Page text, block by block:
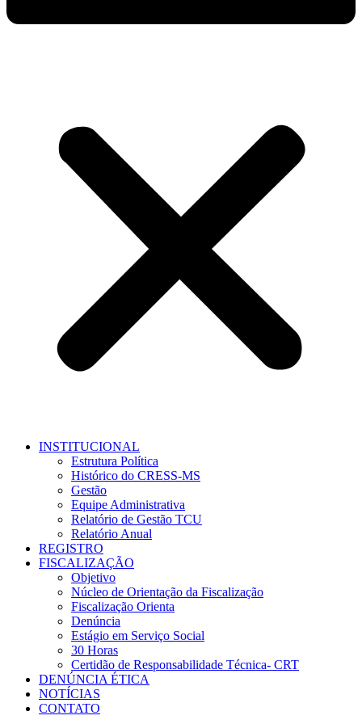
INSTITUCIONAL
Estrutura Política
Histórico do CRESS-MS
Gestão
Equipe Administrativa
Relatório de Gestão TCU
Relatório Anual
REGISTRO
FISCALIZAÇÃO
Objetivo
Núcleo de Orientação da Fiscalização
Fiscalização Orienta
Denúncia
Estágio em Serviço Social
30 Horas
Certidão de Responsabilidade Técnica- CRT
DENÚNCIA ÉTICA
NOTÍCIAS
CONTATO